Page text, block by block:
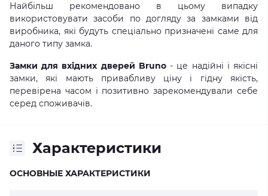
Найбільш рекомендовано в цьому випадку
використовувати засоби по догляду за замками від
виробника, які будуть спеціально призначені саме для
даного типу замка.
Замки для вхідних дверей Bruno- це надійні і якісні
замки, які мають привабливу ціну і гідну якість,
перевірена часом і позитивно зарекомендували себе
серед споживачів.
Характеристики
ОСНОВНЫЕ ХАРАКТЕРИСТИКИ